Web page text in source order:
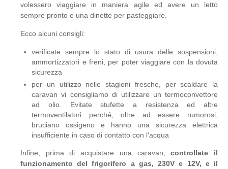
volessero viaggiare in maniera agile ed avere un letto
sempre pronto e una dinette per pasteggiare.
Ecco alcuni consigli:
verificate sempre lo stato di usura delle sospensioni,
ammortizzatori e freni, per poter viaggiare con la dovuta
sicurezza
per un utilizzo nelle stagioni fresche, per scaldare la
caravan vi consigliamo di utilizzare un termoconvettore
ad olio. Evitate stufette a resistenza ed altre
termoventilatori perché, oltre ad essere rumorosi,
bruciano ossigeno e hanno una sicurezza elettrica
insufficiente in caso di contatto con l'acqua
Infine, prima di acquistare una caravan,controllate il
funzionamento del frigorifero a gas, 230V e 12V, e il